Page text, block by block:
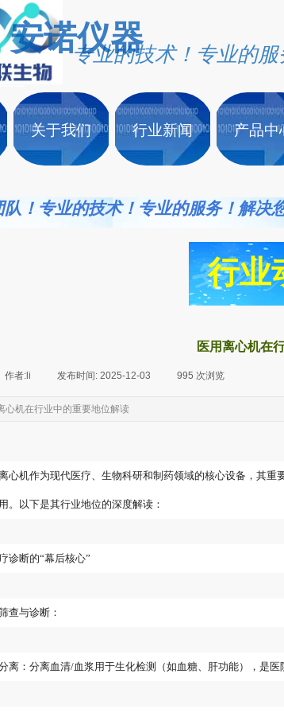
专业的技术！专业的
安诺仪器
关于我们 行业新闻 产品中
队！专业的技术！专业的服务！解决
行业
医用离心机在
作者: li 发布时间: 2025-12-03 995 次浏览
心机在行业中的重要地位解读
心机作为现代医疗、生物科研和制药领域的核心设备，其
。以下是其行业地位的深度解读：
诊断的“幕后核心”
查与诊断：
离：分离血清/血浆用于生化检测（如血糖、肝功能），是医